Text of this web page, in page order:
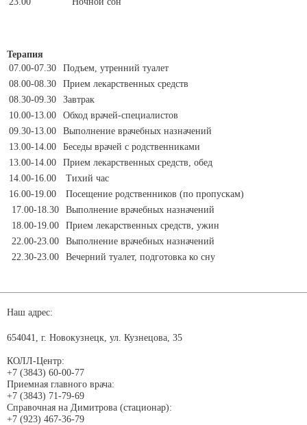
Терапия
07.00-07.30
Подъем, утренний туалет
08.00-08.30
Прием лекарственных средств
08.30-09.30
Завтрак
10.00-13.00
Обход врачей-специалистов
09.30-13.00
Выполнение врачебных назначений
13.00-14.00
Беседы врачей с родственниками
13.00-14.00
Прием лекарственных средств, обед
14.00-16.00
Тихий час
16.00-19.00
Посещение родственников (по пропускам)
17.00-18.30
Выполнение врачебных назначений
18.00-19.00
Прием лекарственных средств, ужин
22.00-23.00
Выполнение врачебных назначений
22.30-23.00
Вечерний туалет, подготовка ко сну
Наш адрес:
654041, г. Новокузнецк, ул. Кузнецова, 35
КОЛЛ-Центр:
+7 (3843) 60-00-77
Приемная главного врача:
+7 (3843) 71-79-69
Справочная на Димитрова (стационар):
+7 (923) 467-36-79